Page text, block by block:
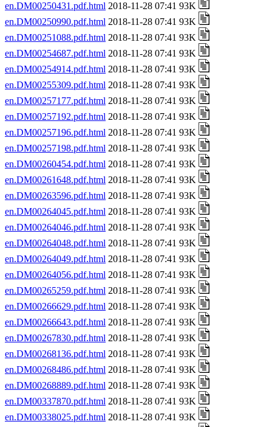
en.DM00250431.pdf.html 2018-11-28 07:41 93K
en.DM00250990.pdf.html 2018-11-28 07:41 93K
en.DM00251088.pdf.html 2018-11-28 07:41 93K
en.DM00254687.pdf.html 2018-11-28 07:41 93K
en.DM00254914.pdf.html 2018-11-28 07:41 93K
en.DM00255309.pdf.html 2018-11-28 07:41 93K
en.DM00257177.pdf.html 2018-11-28 07:41 93K
en.DM00257192.pdf.html 2018-11-28 07:41 93K
en.DM00257196.pdf.html 2018-11-28 07:41 93K
en.DM00257198.pdf.html 2018-11-28 07:41 93K
en.DM00260454.pdf.html 2018-11-28 07:41 93K
en.DM00261648.pdf.html 2018-11-28 07:41 93K
en.DM00263596.pdf.html 2018-11-28 07:41 93K
en.DM00264045.pdf.html 2018-11-28 07:41 93K
en.DM00264046.pdf.html 2018-11-28 07:41 93K
en.DM00264048.pdf.html 2018-11-28 07:41 93K
en.DM00264049.pdf.html 2018-11-28 07:41 93K
en.DM00264056.pdf.html 2018-11-28 07:41 93K
en.DM00265259.pdf.html 2018-11-28 07:41 93K
en.DM00266629.pdf.html 2018-11-28 07:41 93K
en.DM00266643.pdf.html 2018-11-28 07:41 93K
en.DM00267830.pdf.html 2018-11-28 07:41 93K
en.DM00268136.pdf.html 2018-11-28 07:41 93K
en.DM00268486.pdf.html 2018-11-28 07:41 93K
en.DM00268889.pdf.html 2018-11-28 07:41 93K
en.DM00337870.pdf.html 2018-11-28 07:41 93K
en.DM00338025.pdf.html 2018-11-28 07:41 93K